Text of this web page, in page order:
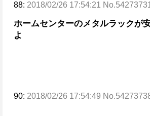
88: 2018/02/26 17:54:21
ホームセンターのメタルラックが
よ
90: 2018/02/26 17:54:49